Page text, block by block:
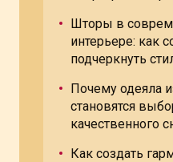
Шторы в
интерьере: как
подчеркнуть
Почему одеяла
становятся
качественного
Как создать